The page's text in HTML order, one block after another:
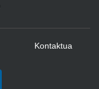
Kontaktua